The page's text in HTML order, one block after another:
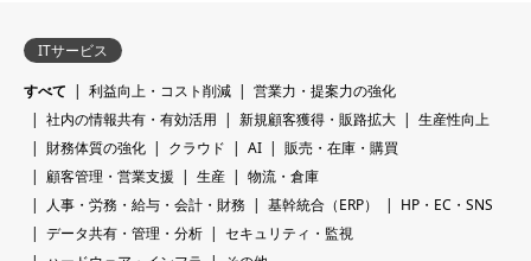
ITサービス
すべて
利益向上・コスト削減
営業力・提案力の強化
社内の情報共有・有効活用
新規顧客獲得・販路拡大
生産性向上
財務体質の強化
クラウド AI
販売・在庫・購買
顧客管理・営業支援
生産
物流・倉庫
人事・労務・給与・会計・財務
基幹統合（ERP）
HP・EC・SNS
データ共有・管理・分析
セキュリティ・監視